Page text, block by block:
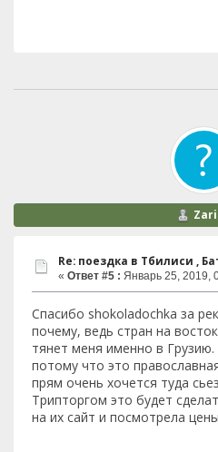
Re: поездка в Тбилиси ,
« Ответ #5 : Январь 25, 2019,
Спасибо shokoladochka за
почему, ведь стран на
тянет меня именно в
потому что это
прям очень хочется туда
Трипторгом это будет
на их сайт и посмотрела